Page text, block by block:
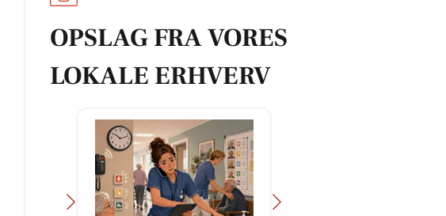
OPSLAG FRA VORES
LOKALE ERHVERV